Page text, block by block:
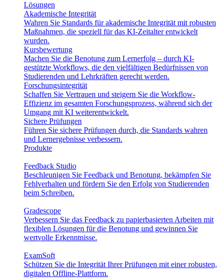
Lösungen
Akademische Integrität
Wahren Sie Standards für akademische Integrität mit robusten
Maßnahmen, die speziell für das KI-Zeitalter entwickelt
wurden.
Kursbewertung
Machen Sie die Benotung zum Lernerfolg – durch KI-
gestützte Workflows, die den vielfältigen Bedürfnissen von
Studierenden und Lehrkräften gerecht werden.
Forschungsintegrität
Schaffen Sie Vertrauen und steigern Sie die Workflow-
Effizienz im gesamten Forschungsprozess, während sich der
Umgang mit KI weiterentwickelt.
Sichere Prüfungen
Führen Sie sichere Prüfungen durch, die Standards wahren
und Lernergebnisse verbessern.
Produkte
Feedback Studio
Beschleunigen Sie Feedback und Benotung, bekämpfen Sie
Fehlverhalten und fördern Sie den Erfolg von Studierenden
beim Schreiben.
Gradescope
Verbessern Sie das Feedback zu papierbasierten Arbeiten mit
flexiblen Lösungen für die Benotung und gewinnen Sie
wertvolle Erkenntnisse.
ExamSoft
Schützen Sie die Integrität Ihrer Prüfungen mit einer robusten,
digitalen Offline-Plattform.